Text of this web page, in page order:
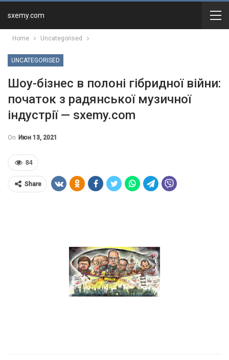
sxemy.com
Home Uncategorised
UNCATEGORISED
Шоу-бізнес в полоні гібридної війни:
початок з радянської музичної
індустрії — sxemy.com
On Июн 13, 2021
84
Share